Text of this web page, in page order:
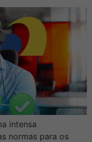
intensa
normas para os